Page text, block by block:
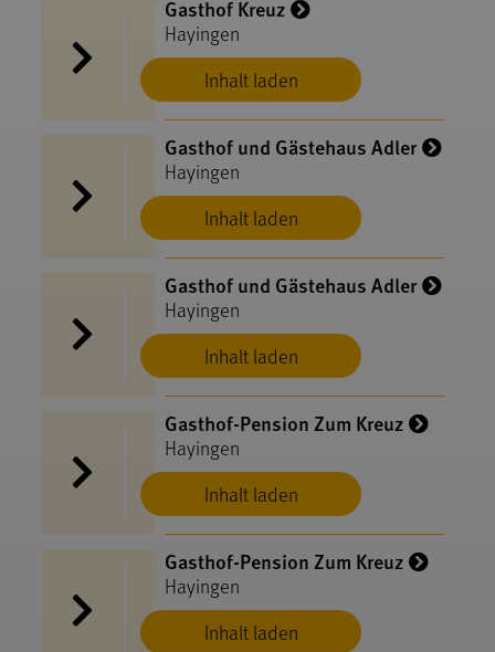
Inhalt laden
Gasthof Kreuz
Hayingen
Inhalt laden
Gasthof und Gästehaus Adler
Hayingen
Inhalt laden
Gasthof und Gästehaus Adler
Hayingen
Inhalt laden
Gasthof-Pension Zum Kreuz
Hayingen
Inhalt laden
Gasthof-Pension Zum Kreuz
Hayingen